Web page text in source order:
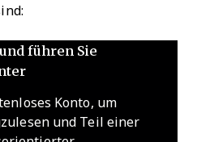
führen Sie
Konto, um
und Teil einer